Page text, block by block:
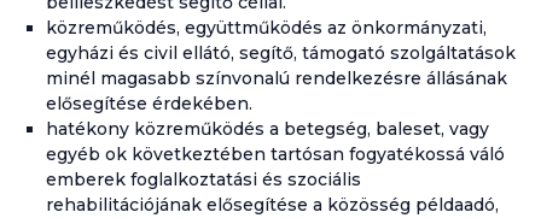
közreműködés, együttműködés az önkormányzati,
egyházi és civil ellátó, segítő, támogató szolgáltatások
minél magasabb színvonalú rendelkezésre állásának
elősegítése érdekében.
hatékony közreműködés a betegség, baleset, vagy
egyéb ok következtében tartósan fogyatékossá váló
emberek foglalkoztatási és szociális
rehabilitációjának elősegítése a közösség példaadó,